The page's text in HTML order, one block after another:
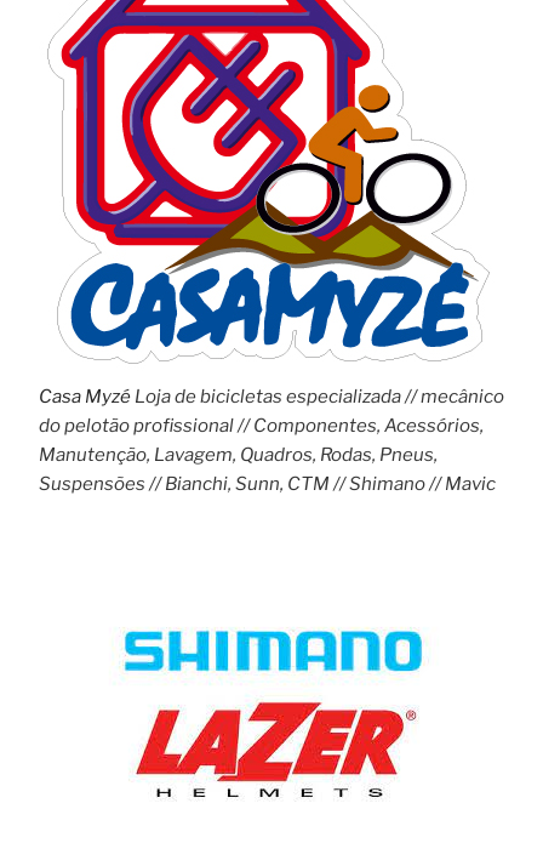
Casa MyzéLoja de bicicletas especializada // mecânico
do pelotão profissional // Componentes, Acessórios,
Manutenção, Lavagem, Quadros, Rodas, Pneus,
Suspensões // Bianchi, Sunn, CTM // Shimano // Mavic